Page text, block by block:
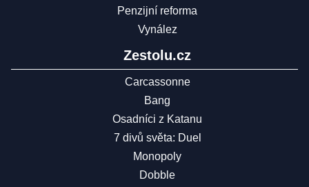
Penzijní reforma
Vynález
Zestolu.cz
Carcassonne
Bang
Osadníci z Katanu
7 divů světa: Duel
Monopoly
Dobble